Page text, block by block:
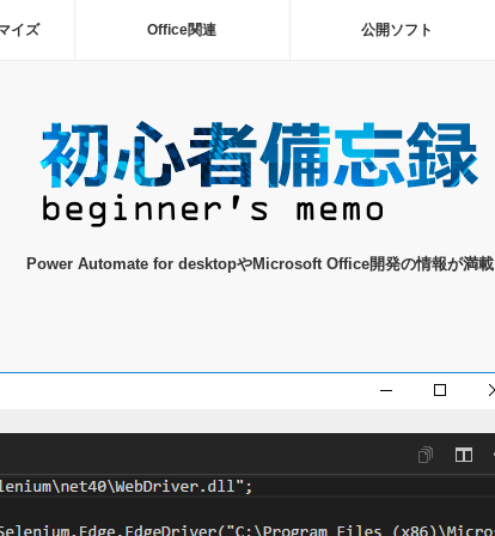
イズ Office関連 公開ソフト
Power Automate for desktopやMicrosoft Office開発の情報が満載